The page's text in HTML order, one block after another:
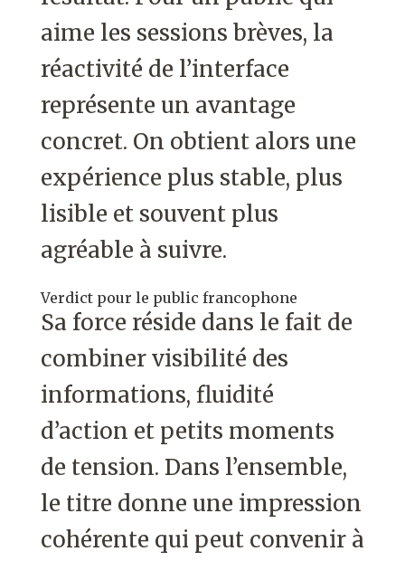
aime les sessions brèves, la
réactivité de l’interface
représente un avantage
concret. On obtient alors une
expérience plus stable, plus
lisible et souvent plus
agréable à suivre.
Verdict pour le public francophone
Sa force réside dans le fait de
combiner visibilité des
informations, fluidité
d’action et petits moments
de tension. Dans l’ensemble,
le titre donne une impression
cohérente qui peut convenir à